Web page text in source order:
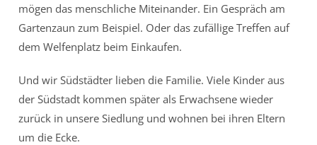
mögen das menschliche Miteinander. Ein Gespräch am
Gartenzaun zum Beispiel. Oder das zufällige Treffen auf
dem Welfenplatz beim Einkaufen.
Und wir Südstädter lieben die Familie. Viele Kinder aus
der Südstadt kommen später als Erwachsene wieder
zurück in unsere Siedlung und wohnen bei ihren Eltern
um die Ecke.